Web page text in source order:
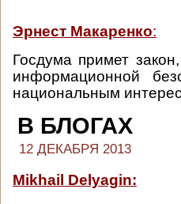
Эрнест Макаренко:
Госдума примет
информационной
национальным
В БЛОГАХ
12 ДЕКАБРЯ 2013
Mikhail Delyagin: